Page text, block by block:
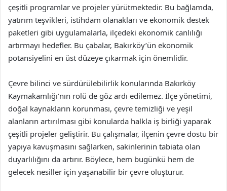
çeşitli programlar ve projeler yürütmektedir. Bu bağlamda,
yatırım teşvikleri, istihdam olanakları ve ekonomik destek
paketleri gibi uygulamalarla, ilçedeki ekonomik canlılığı
artırmayı hedefler. Bu çabalar, Bakırköy’ün ekonomik
potansiyelini en üst düzeye çıkarmak için önemlidir.
Çevre bilinci ve sürdürülebilirlik konularında Bakırköy
Kaymakamlığı’nın rolü de göz ardı edilemez. İlçe yönetimi,
doğal kaynakların korunması, çevre temizliği ve yeşil
alanların artırılması gibi konularda halkla iş birliği yaparak
çeşitli projeler geliştirir. Bu çalışmalar, ilçenin çevre dostu bir
yapıya kavuşmasını sağlarken, sakinlerinin tabiata olan
duyarlılığını da artırır. Böylece, hem bugünkü hem de
gelecek nesiller için yaşanabilir bir çevre oluşturur.